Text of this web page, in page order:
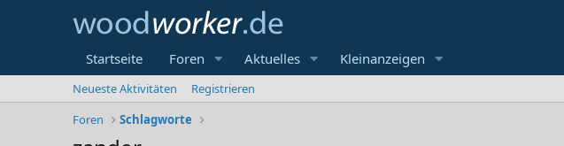
Startseite Foren Aktuelles Kleinanzeigen
Neueste Aktivitäten
Registrieren
Foren
Schlagworte